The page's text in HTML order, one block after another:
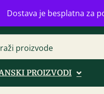
Dostava je besplatna za
Beograd
PROIZVODI